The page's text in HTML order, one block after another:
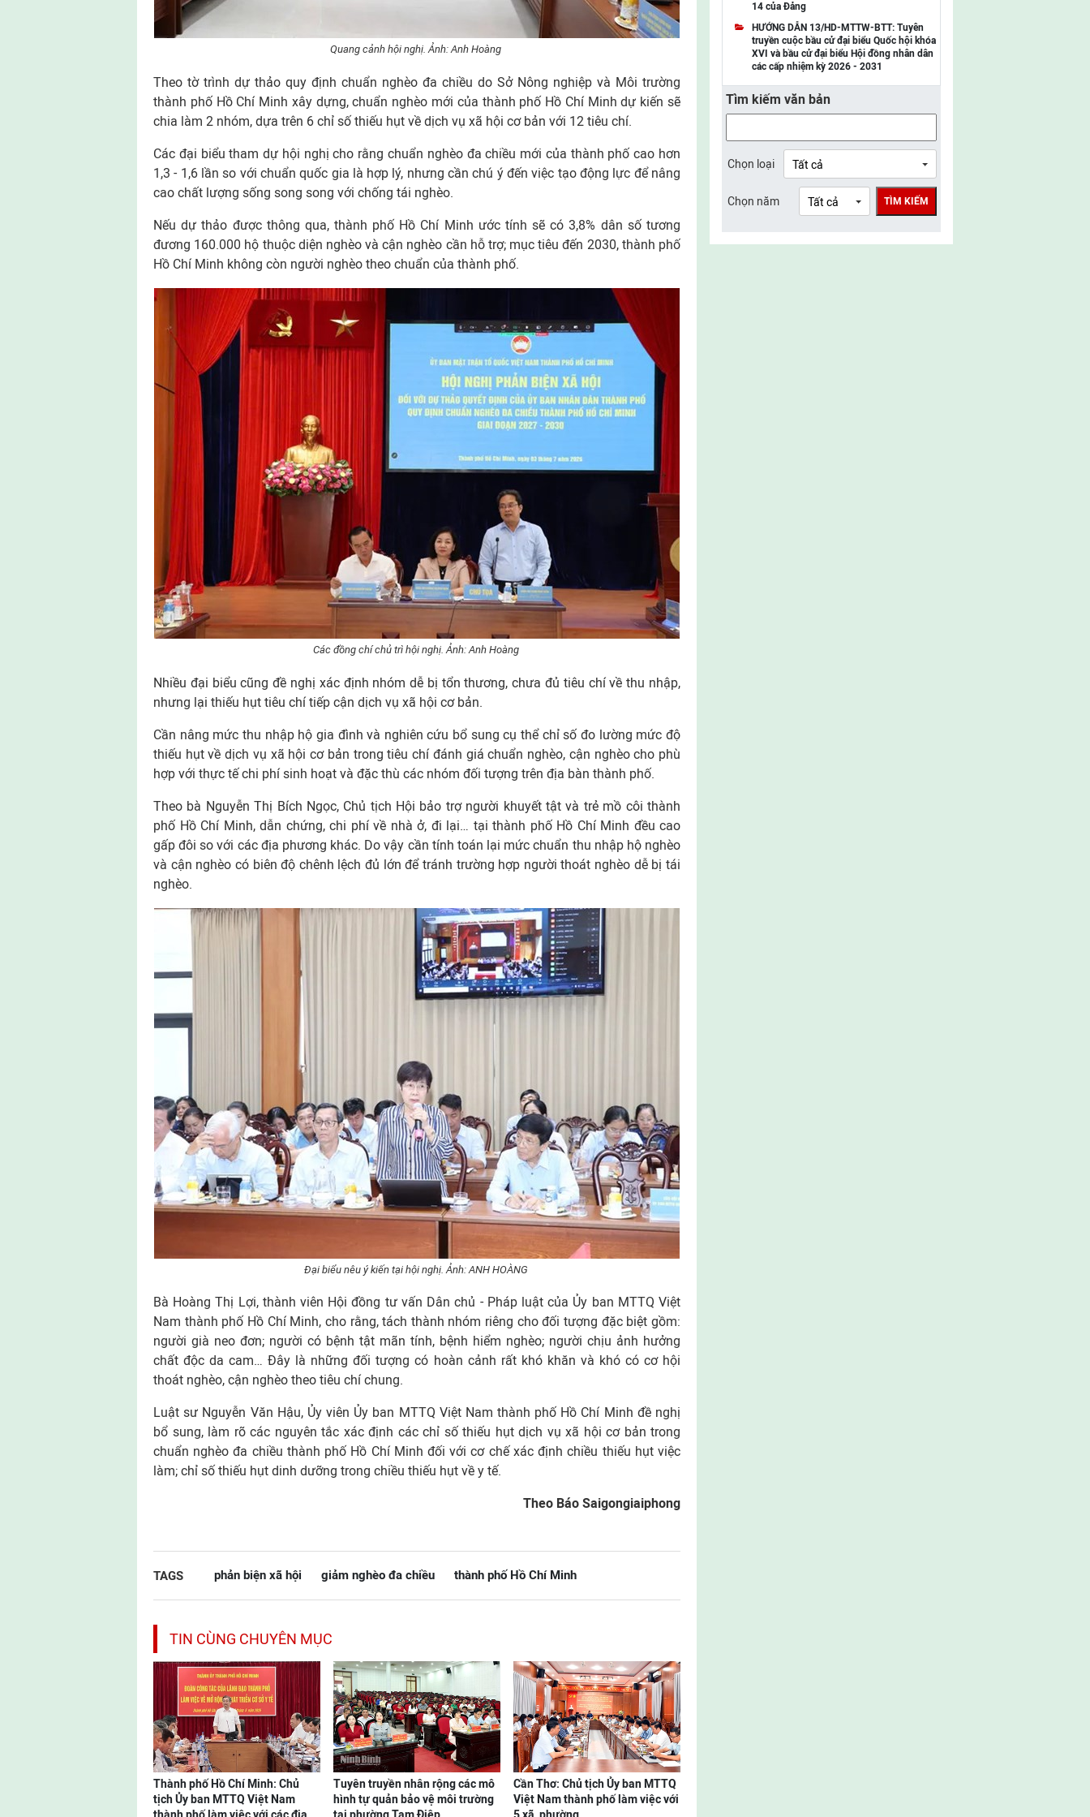
Quang cảnh hội nghị. Ảnh: Anh Hoàng
Theo tờ trình dự thảo quy định chuẩn nghèo đa chiều do Sở Nông nghiệp và Môi trường
thành phố Hồ Chí Minh xây dựng, chuẩn nghèo mới của thành phố Hồ Chí Minh dự kiến sẽ
chia làm 2 nhóm, dựa trên 6 chỉ số thiếu hụt về dịch vụ xã hội cơ bản với 12 tiêu chí.
Các đại biểu tham dự hội nghị cho rằng chuẩn nghèo đa chiều mới của thành phố cao hơn
1,3 - 1,6 lần so với chuẩn quốc gia là hợp lý, nhưng cần chú ý đến việc tạo động lực để nâng
cao chất lượng sống song song với chống tái nghèo.
Nếu dự thảo được thông qua, thành phố Hồ Chí Minh ước tính sẽ có 3,8% dân số tương
đương 160.000 hộ thuộc diện nghèo và cận nghèo cần hỗ trợ; mục tiêu đến 2030, thành phố
Hồ Chí Minh không còn người nghèo theo chuẩn của thành phố.
Các đồng chí chủ trì hội nghị. Ảnh: Anh Hoàng
Nhiều đại biểu cũng đề nghị xác định nhóm dễ bị tổn thương, chưa đủ tiêu chí về thu nhập,
nhưng lại thiếu hụt tiêu chí tiếp cận dịch vụ xã hội cơ bản.
Cần nâng mức thu nhập hộ gia đình và nghiên cứu bổ sung cụ thể chỉ số đo lường mức độ
thiếu hụt về dịch vụ xã hội cơ bản trong tiêu chí đánh giá chuẩn nghèo, cận nghèo cho phù
hợp với thực tế chi phí sinh hoạt và đặc thù các nhóm đối tượng trên địa bàn thành phố.
Theo bà Nguyễn Thị Bích Ngọc, Chủ tịch Hội bảo trợ người khuyết tật và trẻ mồ côi thành
phố Hồ Chí Minh, dẫn chứng, chi phí về nhà ở, đi lại… tại thành phố Hồ Chí Minh đều cao
gấp đôi so với các địa phương khác. Do vậy cần tính toán lại mức chuẩn thu nhập hộ nghèo
và cận nghèo có biên độ chênh lệch đủ lớn để tránh trường hợp người thoát nghèo dễ bị tái
nghèo.
Đại biểu nêu ý kiến tại hội nghị. Ảnh: ANH HOÀNG
Bà Hoàng Thị Lợi, thành viên Hội đồng tư vấn Dân chủ - Pháp luật của Ủy ban MTTQ Việt
Nam thành phố Hồ Chí Minh, cho rằng, tách thành nhóm riêng cho đối tượng đặc biệt gồm:
người già neo đơn; người có bệnh tật mãn tính, bệnh hiểm nghèo; người chịu ảnh hưởng
chất độc da cam… Đây là những đối tượng có hoàn cảnh rất khó khăn và khó có cơ hội
thoát nghèo, cận nghèo theo tiêu chí chung.
Luật sư Nguyễn Văn Hậu, Ủy viên Ủy ban MTTQ Việt Nam thành phố Hồ Chí Minh đề nghị
bổ sung, làm rõ các nguyên tắc xác định các chỉ số thiếu hụt dịch vụ xã hội cơ bản trong
chuẩn nghèo đa chiều thành phố Hồ Chí Minh đối với cơ chế xác định chiều thiếu hụt việc
làm; chỉ số thiếu hụt dinh dưỡng trong chiều thiếu hụt về y tế.
Theo Báo Saigongiaiphong
TAGS phản biện xã hội giảm nghèo đa chiều thành phố Hồ Chí Minh
TIN CÙNG CHUYÊN MỤC
Thành phố Hồ Chí Minh: Chủ
tịch Ủy ban MTTQ Việt Nam
Tuyên truyền nhân rộng các mô
hình tự quản bảo vệ môi trường
Cần Thơ: Chủ tịch Ủy ban MTTQ
Việt Nam thành phố làm việc với
UBMTTQ Việt Nam tỉnh Điện Biên
UBMTTQ Việt Nam tỉnh Sơn La
UBMTTQ Việt Nam tỉnh Thanh Hóa
UBMTTQ Việt Nam tỉnh Nghệ An
UBMTTQ Việt Nam tỉnh Lào Cai
UBMTTQ Việt Nam tỉnh Thái Nguyên
14 của Đảng
HƯỚNG DẪN 13/HD-MTTW-BTT: Tuyên
truyền cuộc bầu cử đại biểu Quốc hội khóa
XVI và bầu cử đại biểu Hội đồng nhân dân
các cấp nhiệm kỳ 2026 - 2031
Tìm kiếm văn bản
Chọn loại
Chọn năm TÌM KIẾM